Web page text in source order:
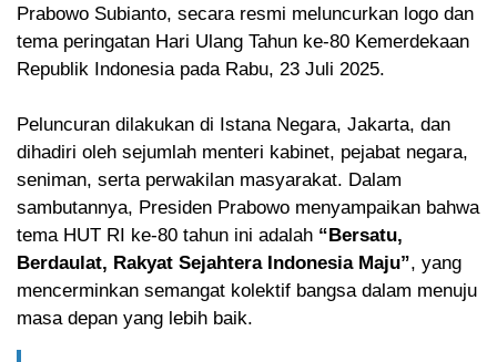
Prabowo Subianto, secara resmi meluncurkan logo dan
tema peringatan Hari Ulang Tahun ke-80 Kemerdekaan
Republik Indonesia pada Rabu, 23 Juli 2025.
Peluncuran dilakukan di Istana Negara, Jakarta, dan
dihadiri oleh sejumlah menteri kabinet, pejabat negara,
seniman, serta perwakilan masyarakat. Dalam
sambutannya, Presiden Prabowo menyampaikan bahwa
tema HUT RI ke-80 tahun ini adalah “Bersatu,
Berdaulat, Rakyat Sejahtera Indonesia Maju”, yang
mencerminkan semangat kolektif bangsa dalam menuju
masa depan yang lebih baik.